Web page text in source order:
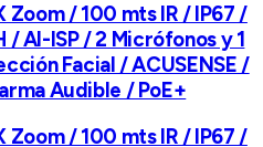
Zoom / 100 mts IR / IP67 /
/ AI-ISP / 2 Micrófonos y 1
Facial / ACUSENSE /
Audible / PoE+
Zoom / 100 mts IR / IP67 /